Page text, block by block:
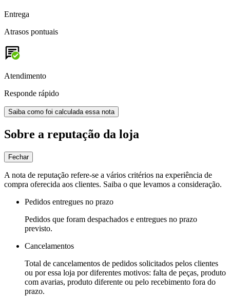
Entrega
Atrasos pontuais
Atendimento
Responde rápido
Saiba como foi calculada essa nota
Sobre a reputação da loja
Fechar
A nota de reputação refere-se a vários critérios na experiência de
compra oferecida aos clientes. Saiba o que levamos a consideração.
Pedidos entregues no prazo
Pedidos que foram despachados e entregues no prazo
previsto.
Cancelamentos
Total de cancelamentos de pedidos solicitados pelos clientes
ou por essa loja por diferentes motivos: falta de peças, produto
com avarias, produto diferente ou pelo recebimento fora do
prazo.